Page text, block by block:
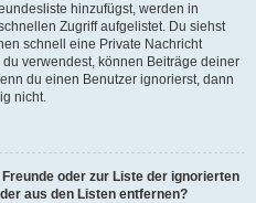
hinzufügst, werden in
Zugriff aufgelistet. Du siehst
schnell eine Private Nachricht
verwendest, können Beiträge deiner
du einen Benutzer ignorierst, dann
nicht.
oder zur Liste der ignorierten
aus den Listen entfernen?